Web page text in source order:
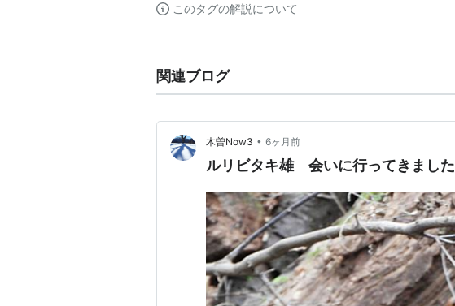
このタグの解説について
関連ブログ
木曽Now3 • 6ヶ月前
ルリビタキ雄 会いに行ってきました